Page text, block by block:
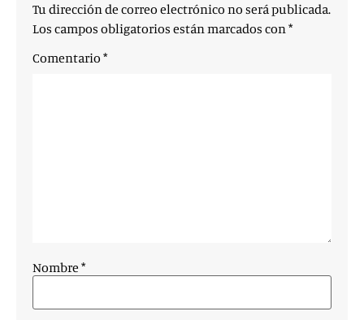
Tu dirección de correo electrónico no será publicada.
Los campos obligatorios están marcados con*
Comentario *
Nombre *